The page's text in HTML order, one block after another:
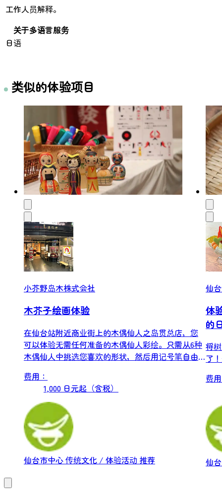
工作人员解释。
关于多语言服务
日语
类似的体验项目
小芥野岛木株式会社
木芥子绘画体验
在仙台站附近商业街上的木偶仙人之岛贯总店，您
可以体验无需任何准备的木偶仙人彩绘。只需从6种
木偶仙人中挑选您喜欢的形状，然后用记号笔自由
费用：
1,000 日元起（含税）
仙台市中心传统文化 / 体验活动 推荐
仙
体
的
将
了
费
仙